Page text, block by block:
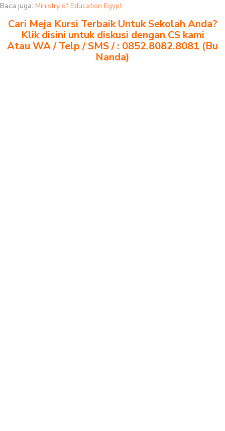
Baca juga: Ministry of Education Egypt
Cari Meja Kursi Terbaik Untuk Sekolah Anda?
Klik disini untuk diskusi dengan CS kami
Atau WA / Telp / SMS / : 0852.8082.8081 (Bu
Nanda)